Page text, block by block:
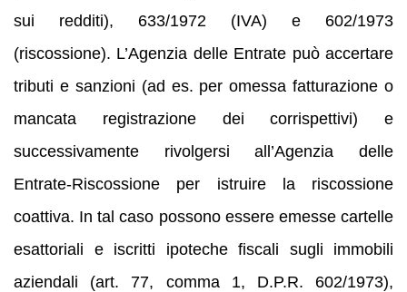
sui redditi), 633/1972 (IVA) e 602/1973
(riscossione). L’Agenzia delle Entrate può accertare
tributi e sanzioni (ad es. per omessa fatturazione o
mancata registrazione dei corrispettivi) e
successivamente rivolgersi all’Agenzia delle
Entrate‑Riscossione per istruire la riscossione
coattiva. In tal caso possono essere emesse cartelle
esattoriali e iscritti ipoteche fiscali sugli immobili
aziendali (art. 77, comma 1, D.P.R. 602/1973),